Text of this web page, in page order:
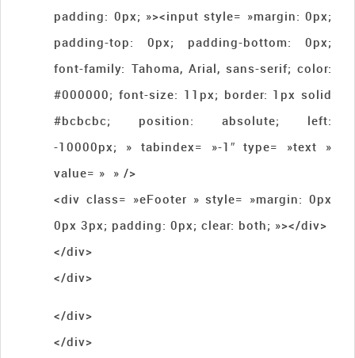
padding: 0px; »><input style= »margin: 0px;
padding-top: 0px; padding-bottom: 0px;
font-family: Tahoma, Arial, sans-serif; color:
#000000; font-size: 11px; border: 1px solid
#bcbcbc; position: absolute; left:
-10000px; » tabindex= »-1″ type= »text »
value= » » />
<div class= »eFooter » style= »margin: 0px
0px 3px; padding: 0px; clear: both; »></div>
</div>
</div>
</div>
</div>